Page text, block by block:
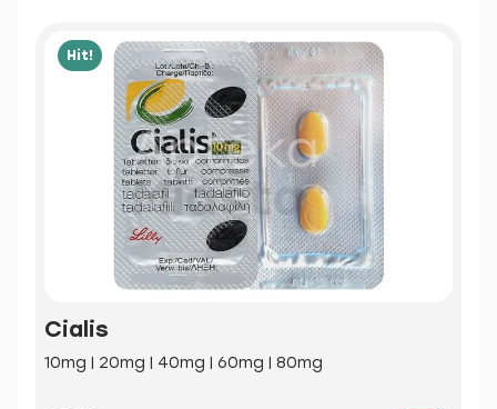
Hit!
Cialis
10mg | 20mg | 40mg | 60mg | 80mg